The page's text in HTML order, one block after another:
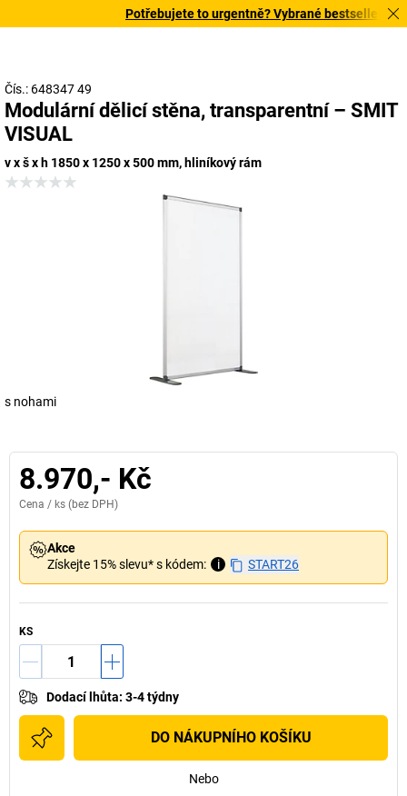
Potřebujete to urgentně? Vybrané bestsellery
Čís.: 648347 49
Modulární dělicí stěna, transparentní – SMIT
VISUAL
v x š x h 1850 x 1250 x 500 mm, hliníkový rám
s nohami
8.970,- Kč
Cena / ks (bez DPH)
Akce
Získejte 15% slevu* s kódem:
i START26
KS
Dodací lhůta: 3-4 týdny
DO NÁKUPNÍHO KOŠÍKU
Nebo